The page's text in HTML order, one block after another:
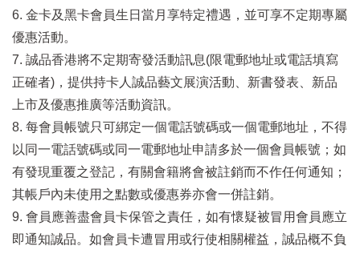
6. 金卡及黑卡會員生日當月享特定禮遇，並可享不定期專屬
優惠活動。
7. 誠品香港將不定期寄發活動訊息(限電郵地址或電話填寫
正確者)，提供持卡人誠品藝文展演活動、新書發表、新品
上市及優惠推廣等活動資訊。
8. 每會員帳號只可綁定一個電話號碼或一個電郵地址，不得
以同一電話號碼或同一電郵地址申請多於一個會員帳號；如
有發現重覆之登記，有關會籍將會被註銷而不作任何通知；
其帳戶內未使用之點數或優惠券亦會一併註銷。
9. 會員應善盡會員卡保管之責任，如有懷疑被冒用會員應立
即通知誠品。如會員卡遭冒用或行使相關權益，誠品概不負